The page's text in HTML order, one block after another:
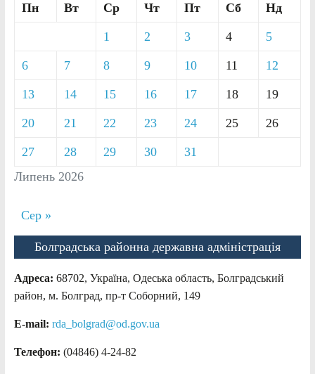
Липень 2026
Пн Вт Ср Чт Пт Сб Нд
1 2 3 4 5
6 7 8 9 10 11 12
13 14 15 16 17 18 19
20 21 22 23 24 25 26
27 28 29 30 31
Сер »
Болградська районна державна адміністрація
Адреса: 68702, Україна, Одеська область, Болградський
район, м. Болград, пр-т Соборний, 149
E-mail: rda_bolgrad@od.gov.ua
Телефон: (04846) 4-24-82